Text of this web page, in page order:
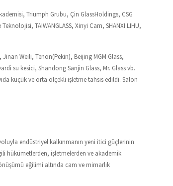
Triumph Grubu, Çin GlassHoldings, CSG
TAIWANGLASS, Xinyi Cam, SHANXI LIHU,
Weili, Tenon(Pekin), Beijing MGM Glass,
su kesici, Shandong Sanjin Glass, Mr. Glass vb.
küçük ve orta ölçekli işletme tahsis edildi. Salon
endüstriyel kalkınmanın yeni itici güçlerinin
hükümetlerden, işletmelerden ve akademik
eğilimi altında cam ve mimarlık